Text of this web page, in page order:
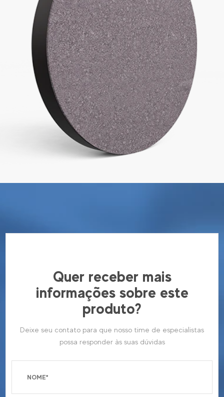
Quer receber mais
informações sobre este
produto?
Deixe seu contato para que nosso time de especialistas
possa responder às suas dúvidas